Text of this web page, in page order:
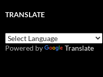
TRANSLATE
Powered by Translate